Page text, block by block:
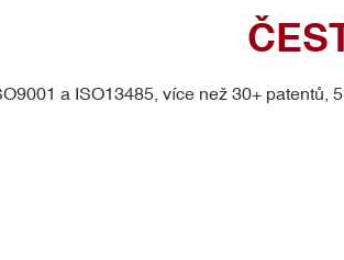
a ISO13485, více než 30+ patentů,